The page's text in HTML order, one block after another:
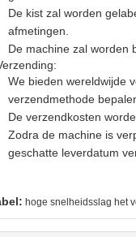
De kist zal worden
afmetingen.
De machine zal worden
We bieden wereldwijde
verzendmethode
De verzendkosten
Zodra de machine is
geschatte leverdatum
hoge snelheidsslag het